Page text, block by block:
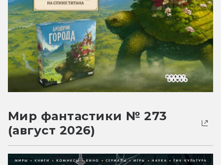
Мир фантастики № 273
(август 2026)